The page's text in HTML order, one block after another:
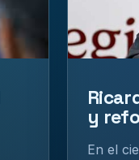
y
En el